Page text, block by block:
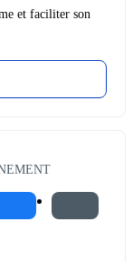
et faciliter son